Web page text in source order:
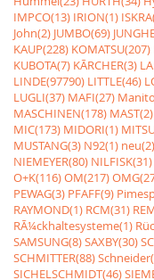
IMPCO(13) IRION(1)
John(2) JUMBO(69)
KAUP(228) KOMATSU(207)
KUBOTA(7) KÃRCHER(3)
LINDE(97790) LITTLE(46)
LUGLI(37) MAFI(27)
MASCHINEN(178) MAST(2)
MIC(173) MIDORI(1)
MUSTANG(3) N92(1) neu(2)
NIEMEYER(80) NILFISK(31)
O+K(116)OM(217)
PEWAG(3) PFAFF(9)
RAYMOND(1) RCM(31)
RÃ¼ckhaltesysteme(1)
SAMSUNG(8)SAXBY(30)
SCHMITTER(88)
SICHELSCHMIDT(46)